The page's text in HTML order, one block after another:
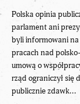
Polska opinia
parlament ani
byli informowani na
pracach nad
umową o
rząd ograniczył się
publicznie zdawk...